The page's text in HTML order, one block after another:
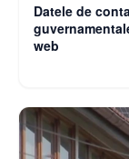
Datele de
web